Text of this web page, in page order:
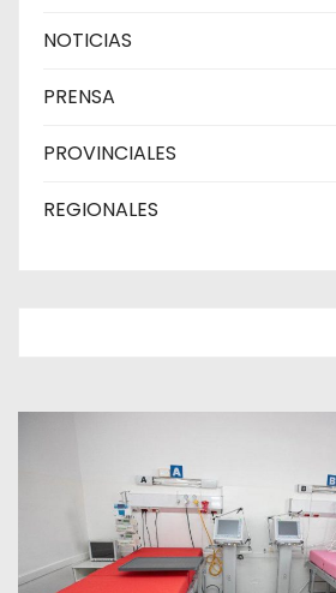
NOTICIAS
PRENSA
PROVINCIALES
REGIONALES